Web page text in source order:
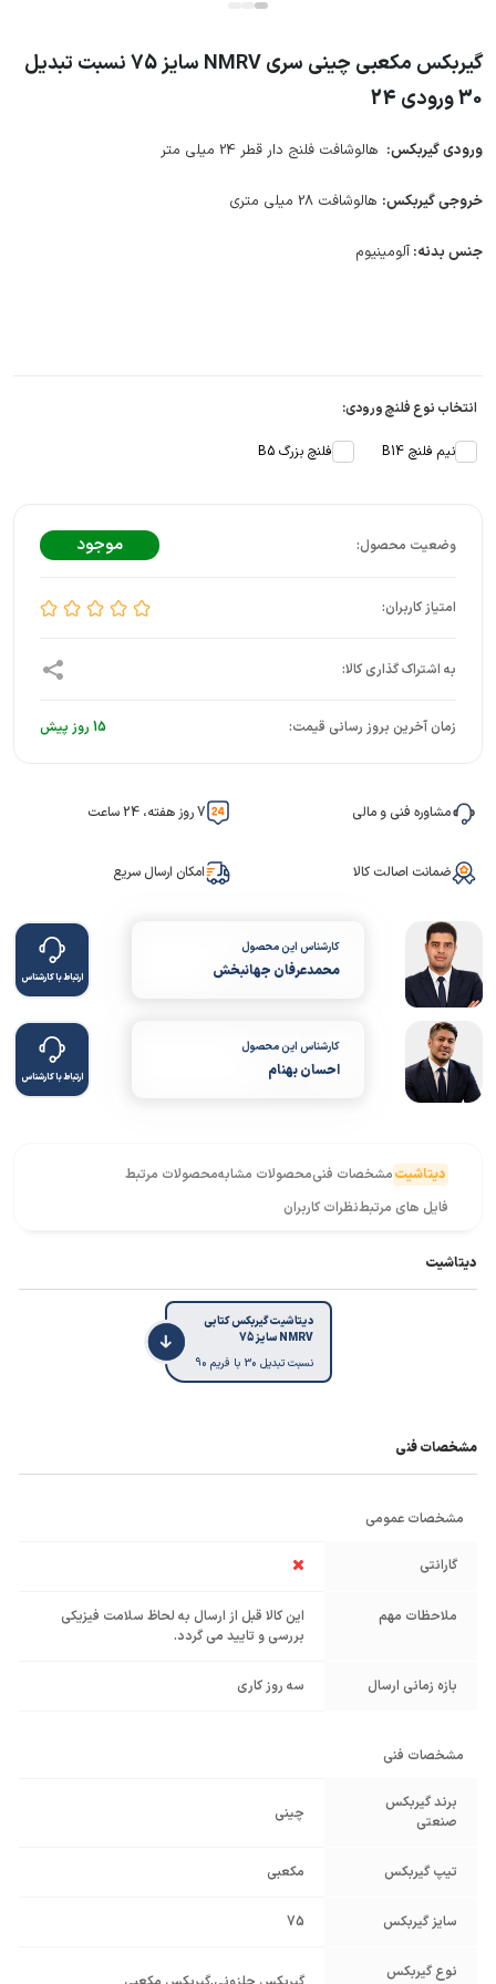
گیربکس مکعبی چینی سری NMRV سایز 75 نسبت تبدیل
30 ورودی 24
ورودی گیربکس: هالوشافت فلنج دار قطر 24 میلی متر
خروجی گیربکس: هالوشافت 28 میلی متری
جنس بدنه: آلومینیوم
انتخاب نوع فلنچ ورودی:
نیم فلنچ B14 فلنچ بزرگ B5
موجود
زمان آخرین بروز رسانی قیمت: 15 روز پیش
مشاوره فنی و مالی 7 روز هفته، 24 ساعت
ضمانت اصالت کالا امکان ارسال سریع
کارشناس این محصول
محمدعرفان جهانبخش ارتباط با کارشناس
کارشناس این محصول
احسان بهنام ارتباط با کارشناس
دیتاشیتمشخصات فنیمحصولات مشابهمحصولات مرتبط
فایل های مرتبطنظرات کاربران
دیتاشیت
دیتاشیت گیربکس کتابی
NMRV سایز 75
نسبت تبدیل 30 با فریم 90
مشخصات فنی
مشخصات عمومی
گارانتی
ملاحظات مهم
این کالا قبل از ارسال به لحاظ سلامت فیزیکی
بررسی و تایید می گردد.
بازه زمانی ارسال سه روز کاری
مشخصات فنی
برند گیربکس
صنعتی
چینی
تیپ گیربکس مکعبی
سایز گیربکس 75
نوع گیربکس